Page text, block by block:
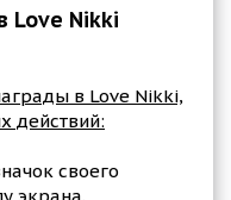
Love Nikki
в Love Nikki,
действий:
своего